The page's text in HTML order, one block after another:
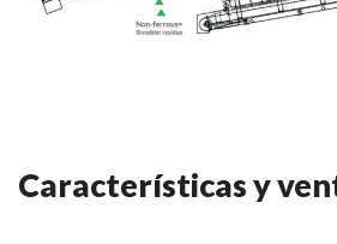
Características y